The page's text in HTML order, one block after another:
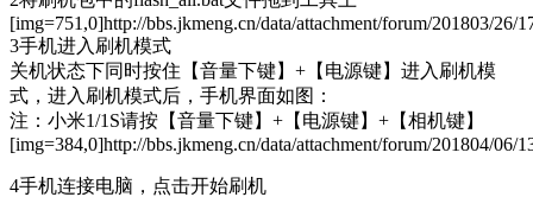
[img=751,0]http://bbs.jkmeng.cn/data/attachment/forum/201803/
3手机进入刷机模式
关机状态下同时按住【音量下键】+【电源键】进入刷机模
式，进入刷机模式后，手机界面如图：
注：小米1/1S请按【音量下键】+【电源键】+【相机键】
[img=384,0]http://bbs.jkmeng.cn/data/attachment/forum/201804/06/
4手机连接电脑，点击开始刷机